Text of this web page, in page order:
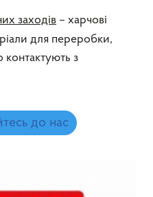
заходів – харчові
для переробки,
з
до нас